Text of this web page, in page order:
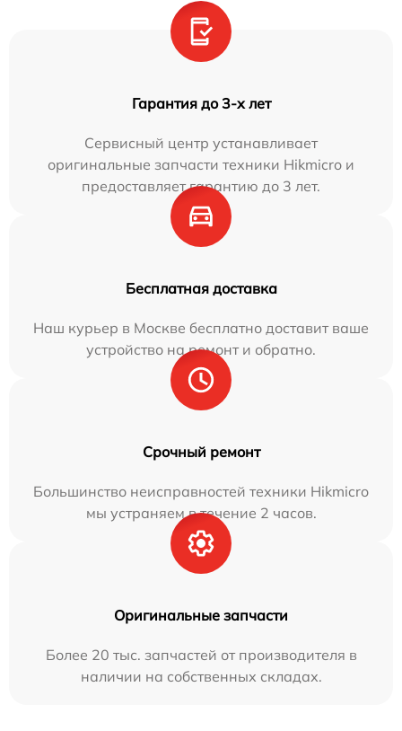
Гарантия до 3-х лет
Сервисный центр устанавливает
оригинальные запчасти техники Hikmicro и
предоставляет гарантию до 3 лет.
Бесплатная доставка
Наш курьер в Москве бесплатно доставит ваше
устройство на ремонт и обратно.
Срочный ремонт
Большинство неисправностей техники Hikmicro
мы устраняем в течение 2 часов.
Оригинальные запчасти
Более 20 тыс. запчастей от производителя в
наличии на собственных складах.